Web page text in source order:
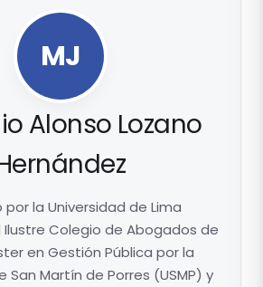
MJ
Alonso Lozano
la Universidad de Lima
Colegio de Abogados de
en Gestión Pública por la
San Martín de Porres (USMP) y